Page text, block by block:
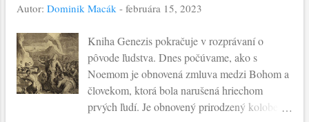
evanjeliu na začiatku tohto Pôstneho obdobia.
svoje dobré skutky...” V Ekumenickom
preklade je použité: “Dajte si pozor, aby ste
neprejavovali svoju zbožnosť pred ľuďmi…”
Zbožnosť, ktorá je ukrytá v praktizovaní
almužny, modlitieb a pôstu. Avšak,
Autor: Dominik Macák - februára 15, 2023
Kniha Genezis pokračuje v rozprávaní o
pôvode ľudstva. Dnes počúvame, ako s
Noemom je obnovená zmluva medzi Bohom a
človekom, ktorá bola narušená hriechom
prvých ľudí. Je obnovený prirodzený kolobeh